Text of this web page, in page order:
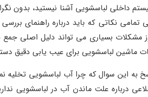
داخلی لباسشویی آشنا نیستید، بدون
تمامی نکاتی که باید درباره راهنمای
مشکلات بسیاری می تواند دلیل اصلی
ماشین لباسشویی برای عیب یابی دقیق
درباره علت ماندن آب در لباسشویی